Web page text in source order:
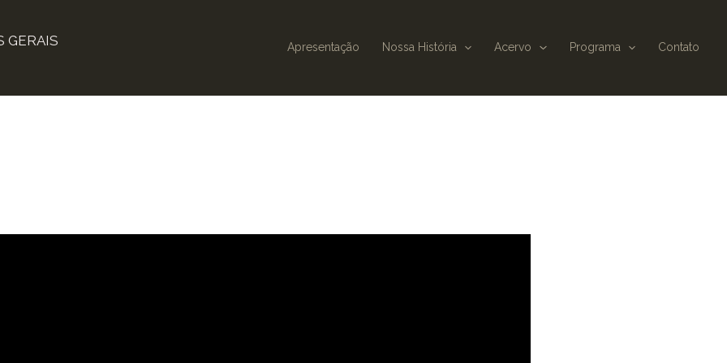
GERAIS Apresentação Nossa História Acervo Programa Contato
muito medo”.